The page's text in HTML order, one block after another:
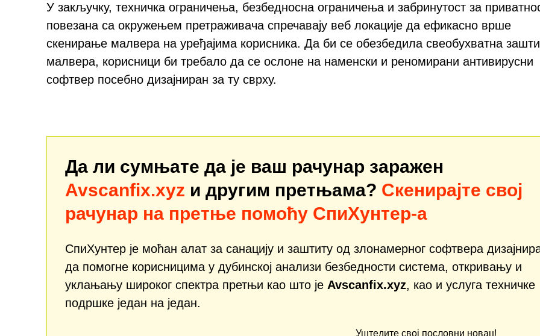
У закључку, техничка ограничења, безбедносна ограничења и забринутост за
повезана са окружењем претраживача спречавају веб локације да ефикасно врше
скенирање малвера на уређајима корисника. Да би се обезбедила свеобухватна
малвера, корисници би требало да се ослоне на наменски и реномирани антивирусни
софтвер посебно дизајниран за ту сврху.
Да ли сумњате да је ваш рачунар заражен
Avscanfix.xyz и другим претњама? Скенирајте свој
рачунар на претње помоћу СпиХунтер-а
СпиХунтер је моћан алат за санацију и заштиту од злонамерног софтвера
да помогне корисницима у дубинској анализи безбедности система, откривању и
уклањању широког спектра претњи као што је Avscanfix.xyz, као и услуга техничке
подршке један на један.
Уштедите свој пословни новац!